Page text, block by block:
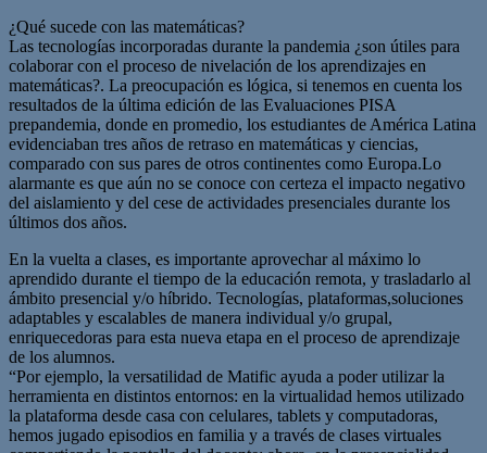
¿Qué sucede con las matemáticas?
Las tecnologías incorporadas durante la pandemia ¿son útiles para
colaborar con el proceso de nivelación de los aprendizajes en
matemáticas?. La preocupación es lógica, si tenemos en cuenta los
resultados de la última edición de las Evaluaciones PISA
prepandemia, donde en promedio, los estudiantes de América Latina
evidenciaban tres años de retraso en matemáticas y ciencias,
comparado con sus pares de otros continentes como Europa.Lo
alarmante es que aún no se conoce con certeza el impacto negativo
del aislamiento y del cese de actividades presenciales durante los
últimos dos años.
En la vuelta a clases, es importante aprovechar al máximo lo
aprendido durante el tiempo de la educación remota, y trasladarlo al
ámbito presencial y/o híbrido. Tecnologías, plataformas,soluciones
adaptables y escalables de manera individual y/o grupal,
enriquecedoras para esta nueva etapa en el proceso de aprendizaje
de los alumnos.
“Por ejemplo, la versatilidad de Matific ayuda a poder utilizar la
herramienta en distintos entornos: en la virtualidad hemos utilizado
la plataforma desde casa con celulares, tablets y computadoras,
hemos jugado episodios en familia y a través de clases virtuales